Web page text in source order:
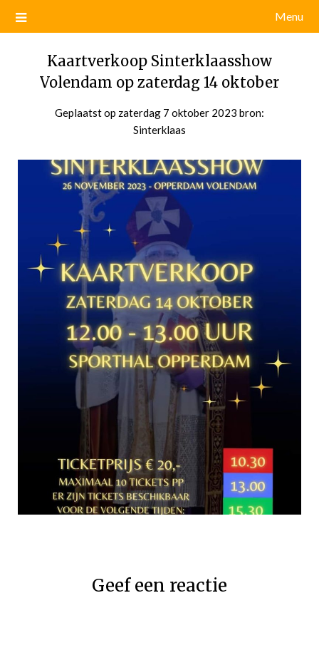
Menu
Kaartverkoop Sinterklaasshow
Volendam op zaterdag 14 oktober
Geplaatst op zaterdag 7 oktober 2023 door
bron:
Sinterklaas
Geef een reactie